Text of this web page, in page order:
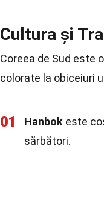
Cultura și
Coreea de Sud este
colorate la obiceiuri
01 Hanbok este
sărbători.